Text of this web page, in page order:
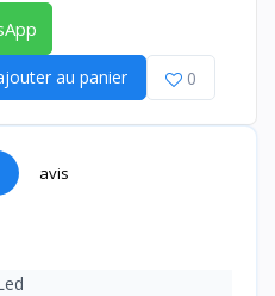
au panier 0
avis